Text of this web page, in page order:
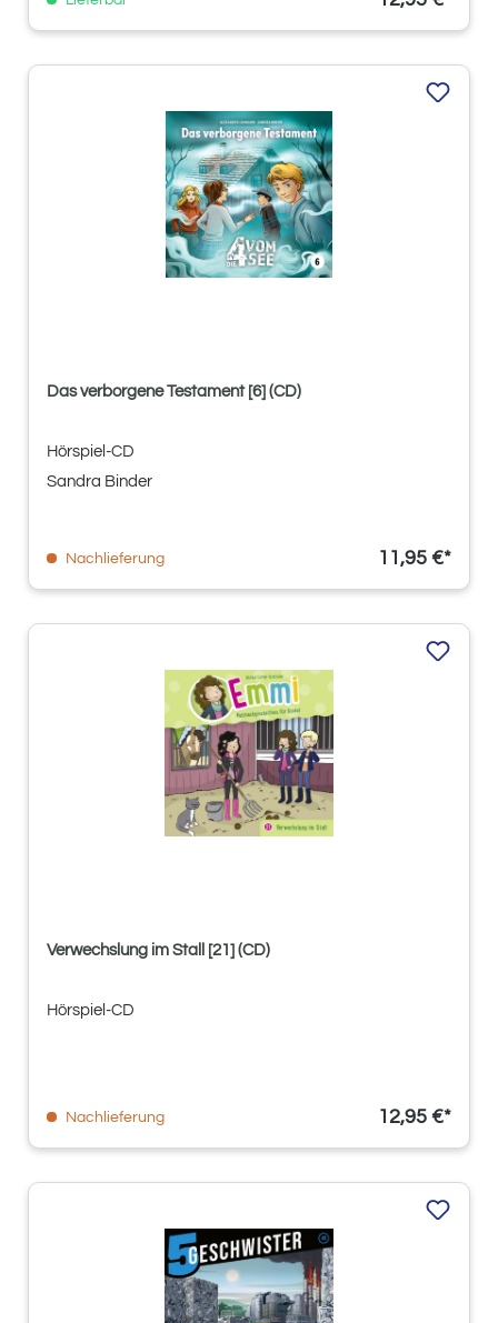
Das verborgene Testament [6] (CD)
Hörspiel-CD
Sandra Binder
Nachlieferung 11,95 €*
Verwechslung im Stall [21] (CD)
Hörspiel-CD
Nachlieferung 12,95 €*